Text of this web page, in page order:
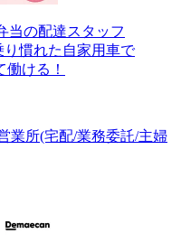
当の配達スタッフ
慣れた自家用車で
ける！
業所(宅配/業務委託/主婦